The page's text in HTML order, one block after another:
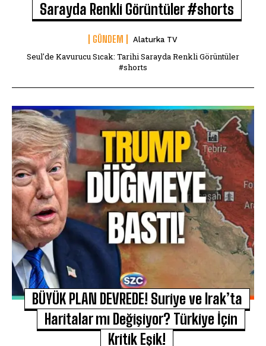
Sarayda Renkli Görüntüler #shorts
GÜNDEM Alaturka TV
Seul'de Kavurucu Sıcak: Tarihi Sarayda Renkli Görüntüler
#shorts
BÜYÜK PLAN DEVREDE! Suriye ve Irak’ta
Haritalar mı Değişiyor? Türkiye İçin
Kritik Eşik!